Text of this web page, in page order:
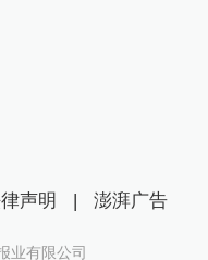
声明 | 澎湃广告
业有限公司